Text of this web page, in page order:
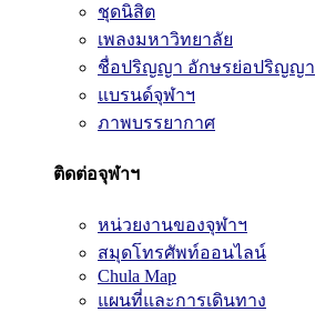
ชุดนิสิต
เพลงมหาวิทยาลัย
ชื่อปริญญา อักษรย่อปริญญา
แบรนด์จุฬาฯ
ภาพบรรยากาศ
ติดต่อจุฬาฯ
หน่วยงานของจุฬาฯ
สมุดโทรศัพท์ออนไลน์
Chula Map
แผนที่และการเดินทาง